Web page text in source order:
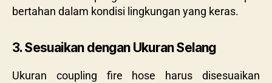
bertahan dalam kondisi lingkungan yang keras.
3. Sesuaikan dengan Ukuran Selang
Ukuran coupling fire hose harus disesuaikan